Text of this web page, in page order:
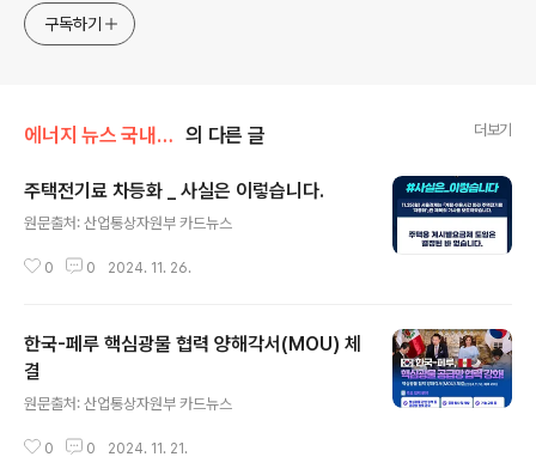
구독하기
에너지 뉴스 국내&해외 의 다른 글 더보기
주택전기료 차등화 _ 사실은 이렇습니다.
원문출처: 산업통상자원부 카드뉴스
0 0 2024. 11. 26.
한국-페루 핵심광물 협력 양해각서(MOU) 체
결
원문출처: 산업통상자원부 카드뉴스
0 0 2024. 11. 21.